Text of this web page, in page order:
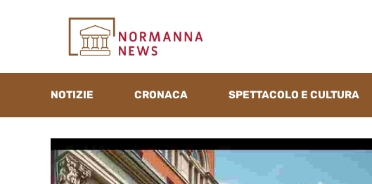
NOTIZIE CRONACA SPETTACOLO E CULTURA